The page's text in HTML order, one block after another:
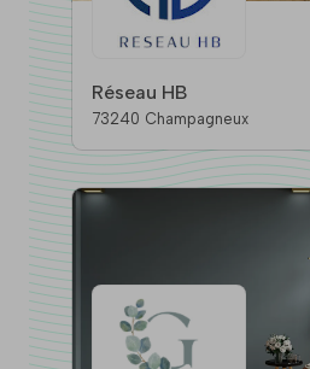
Réseau HB
73240 Champagneux